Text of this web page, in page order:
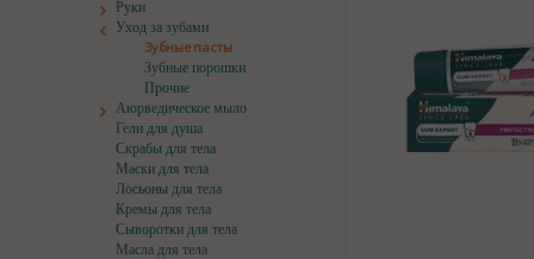
Руки
Уход за зубами
Зубные пасты
Зубные порошки
Прочие
Аюрведическое мыло
Гели для душа
Скрабы для тела
Маски для тела
Лосьоны для тела
Кремы для тела
Сыворотки для тела
Масла для тела